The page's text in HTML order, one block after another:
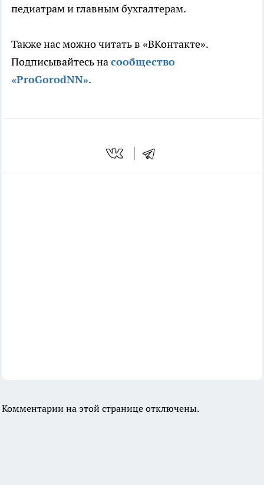
педиатрам и главным бухгалтерам.
Также нас можно читать в «ВКонтакте».
Подписывайтесь насообщество
«ProGorodNN».
Комментарии на этой странице отключены.